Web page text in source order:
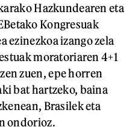
Hazkundearen eta
Kongresuak
ezinezkoa izango zela
moratoriaren 4+1
zuen, epe horren
bat hartzeko, baina
Brasilek eta
ondorioz.